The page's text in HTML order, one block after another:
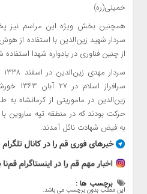
خمینی(ره)
همچنین بخش ویژه این مراسم نیز
سردار شهید زین‌الدین با استفاده از
از چنین فناوری در یادواره شهدا استفاده
زین‌الدین در ماموریتی از کرمانشاه
حرکت بودند که در منطقه تپه ساروین
به فیض شهادت نائل آمدند.
برچسب ها :
این مطلب بدون برچسب می باشد.